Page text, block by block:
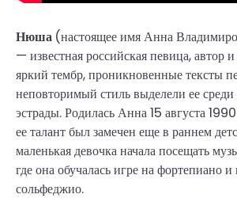
Нюша (настоящее имя Анна
— известная российская певица, автор
яркий тембр, проникновенные тексты
неповторимый стиль выделели ее среди
эстрады. Родилась Анна 15 августа
ее талант был замечен еще в раннем
маленькая девочка начала посещать
где она обучалась игре на фортепиано
сольфеджио.